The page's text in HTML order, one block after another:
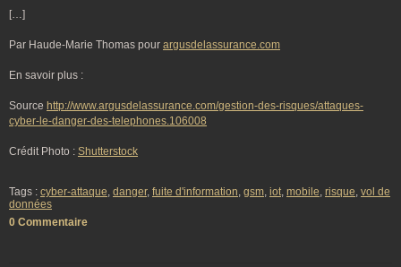
[…]
Par Haude-Marie Thomas pour argusdelassurance.com
En savoir plus :
Source http://www.argusdelassurance.com/gestion-des-risques/attaques-
cyber-le-danger-des-telephones.106008
Crédit Photo : Shutterstock
Tags : cyber-attaque, danger, fuite d'information, gsm, iot, mobile, risque, vol de
données
0 Commentaire